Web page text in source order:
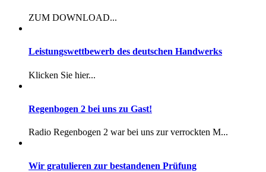
ZUM DOWNLOAD...
Leistungswettbewerb des deutschen Handwerks
Klicken Sie hier...
Regenbogen 2 bei uns zu Gast!
Radio Regenbogen 2 war bei uns zur verrockten M...
Wir gratulieren zur bestandenen Prüfung